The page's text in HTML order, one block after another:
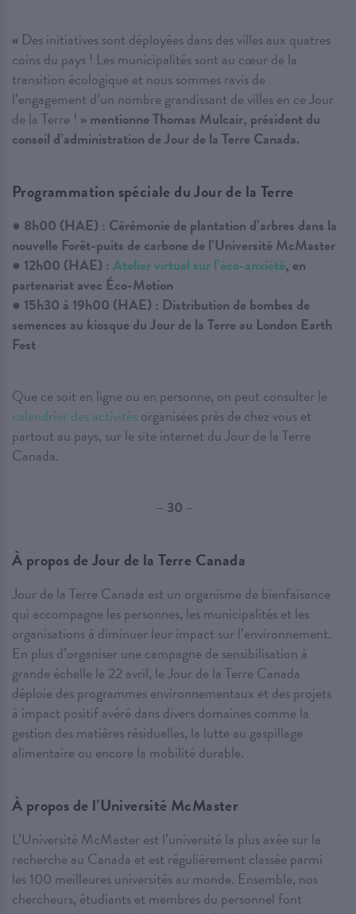
« Des initiatives sont déployées dans des villes aux quatres
coins du pays ! Les municipalités sont au cœur de la
transition écologique et nous sommes ravis de
l’engagement d’un nombre grandissant de villes en ce Jour
de la Terre ! » mentionne Thomas Mulcair, président du
conseil d’administration de Jour de la Terre Canada.
Programmation spéciale du Jour de la Terre
● 8h00 (HAE) : Cérémonie de plantation d’arbres dans la
nouvelle Forêt-puits de carbone de l’Université McMaster
● 12h00 (HAE) : Atelier virtuel sur l’éco-anxiété, en
partenariat avec Éco-Motion
● 15h30 à 19h00 (HAE) : Distribution de bombes de
semences au kiosque du Jour de la Terre au London Earth
Fest
Que ce soit en ligne ou en personne, on peut consulter le
calendrier des activitésorganisées près de chez vous et
partout au pays, sur le site internet du Jour de la Terre
Canada.
– 30 –
À propos de Jour de la Terre Canada
Jour de la Terre Canada est un organisme de bienfaisance
qui accompagne les personnes, les municipalités et les
organisations à diminuer leur impact sur l’environnement.
En plus d’organiser une campagne de sensibilisation à
grande échelle le 22 avril, le Jour de la Terre Canada
déploie des programmes environnementaux et des projets
à impact positif avéré dans divers domaines comme la
gestion des matières résiduelles, la lutte au gaspillage
alimentaire ou encore la mobilité durable.
À propos de l’Université McMaster
L’Université McMaster est l’université la plus axée sur la
recherche au Canada et est régulièrement classée parmi
les 100 meilleures universités au monde. Ensemble, nos
chercheurs, étudiants et membres du personnel font